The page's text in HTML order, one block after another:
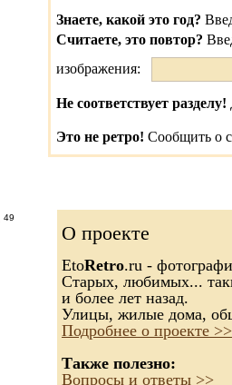
49
Знаете, какой это год?
Считаете, это повтор?
изображения:
Не соответствует разделу!
Это не ретро! Сообщить о
О проекте
EtoRetro.ru -
Старых, любимых...
и более лет назад.
Улицы, жилые дома,
Подробнее о проекте >>
Также полезно:
Вопросы и ответы >>